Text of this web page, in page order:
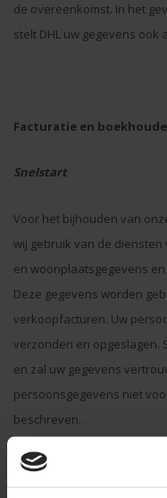
de overeenkomst. In het
stelt DHL uw gegevens
Facturatie en
Snelstart
Voor het bijhouden van
wij gebruik van de diensten
en woonplaatsgegevens
Deze gegevens worden
verkoopfacturen. Uw
verzonden en opgeslagen.
en zal uw gegevens
persoonsgegevens niet
beschreven.